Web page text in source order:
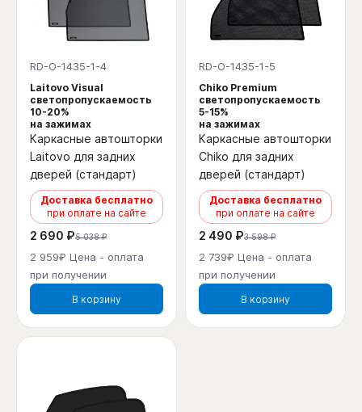
RD-O-1435-1-4
Laitovo Visual
светопропускаемость
10-20%
на зажимах
Каркасные автошторки
Laitovo для задних
дверей (стандарт)
Доставка бесплатно
при оплате на сайте
2 690 ₽5 038 ₽
2 959₽ Цена - оплата
при получении
В корзину
RD-O-1435-1-5
Chiko Premium
светопропускаемость
5-15%
на зажимах
Каркасные автошторки
Chiko для задних
дверей (стандарт)
Доставка бесплатно
при оплате на сайте
2 490 ₽3 598 ₽
2 739₽ Цена - оплата
при получении
В корзину